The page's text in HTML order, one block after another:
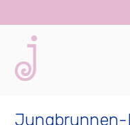
Jungbrunnen-